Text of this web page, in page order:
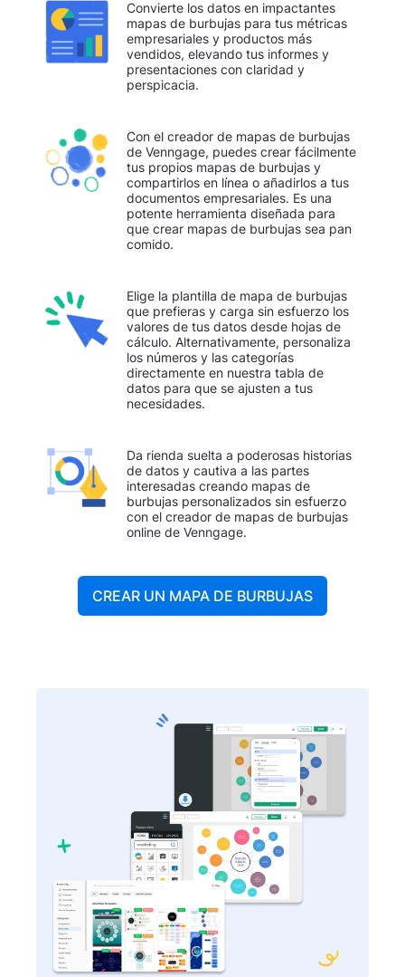
Convierte los datos en impactantes
mapas de burbujas para tus métricas
empresariales y productos más
vendidos, elevando tus informes y
presentaciones con claridad y
perspicacia.
Con el creador de mapas de burbujas
de Venngage, puedes crear fácilmente
tus propios mapas de burbujas y
compartirlos en línea o añadirlos a tus
documentos empresariales. Es una
potente herramienta diseñada para
que crear mapas de burbujas sea pan
comido.
Elige la plantilla de mapa de burbujas
que prefieras y carga sin esfuerzo los
valores de tus datos desde hojas de
cálculo. Alternativamente, personaliza
los números y las categorías
directamente en nuestra tabla de
datos para que se ajusten a tus
necesidades.
Da rienda suelta a poderosas historias
de datos y cautiva a las partes
interesadas creando mapas de
burbujas personalizados sin esfuerzo
con el creador de mapas de burbujas
online de Venngage.
CREAR UN MAPA DE BURBUJAS